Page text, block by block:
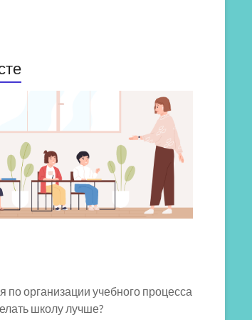
по организации учебного процесса
школу лучше?